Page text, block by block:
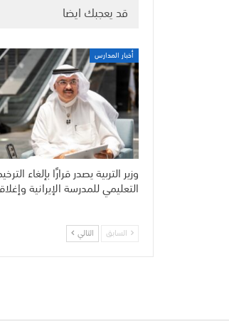
قد يعجبك ايضا
أخبار المدارس
وزير التربية يصدر قرارًا بإلغاء
التعليمي للمدرسة الإيرانية
السابق التالي